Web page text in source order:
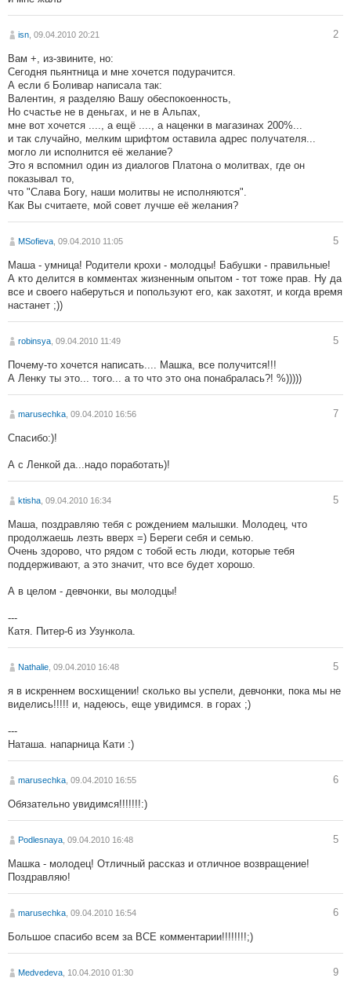
isn , 09.04.2010 20:21 2
Вам +, из-звините, но:
Сегодня пьянтница и мне хочется подурачится.
А если б Боливар написала так:
Валентин, я разделяю Вашу обеспокоенность,
Но счастье не в деньгах, и не в Альпах,
мне вот хочется ...., а ещё ...., а наценки в магазинах 200%...
и так случайно, мелким шрифтом оставила адрес получателя...
могло ли исполнится её желание?
Это я вспомнил один из диалогов Платона о молитвах, где он
показывал то,
что "Слава Богу, наши молитвы не исполняются".
Как Вы считаете, мой совет лучше её желания?
MSofieva , 09.04.2010 11:05 5
Маша - умница! Родители крохи - молодцы! Бабушки - правильные!
А кто делится в комментах жизненным опытом - тот тоже прав. Ну да
все и своего наберуться и попользуют его, как захотят, и когда время
настанет ;))
robinsya , 09.04.2010 11:49 5
Почему-то хочется написать.... Машка, все получится!!!
А Ленку ты это... того... а то что это она понабралась?! %)))))
marusechka , 09.04.2010 16:56 7
Спасибо:)!
А с Ленкой да...надо поработать)!
ktisha , 09.04.2010 16:34 5
Маша, поздравляю тебя с рождением малышки. Молодец, что
продолжаешь лезть вверх =) Береги себя и семью.
Очень здорово, что рядом с тобой есть люди, которые тебя
поддерживают, а это значит, что все будет хорошо.
А в целом - девчонки, вы молодцы!
---
Катя. Питер-6 из Узункола.
Nathalie , 09.04.2010 16:48 5
я в искреннем восхищении! сколько вы успели, девчонки, пока мы не
виделись!!!!! и, надеюсь, еще увидимся. в горах ;)
---
Наташа. напарница Кати :)
marusechka , 09.04.2010 16:55 6
Обязательно увидимся!!!!!!!:)
Podlesnaya , 09.04.2010 16:48 5
Машка - молодец! Отличный рассказ и отличное возвращение!
Поздравляю!
marusechka , 09.04.2010 16:54 6
Большое спасибо всем за ВСЕ комментарии!!!!!!!!;)
Medvedeva , 10.04.2010 01:30 9